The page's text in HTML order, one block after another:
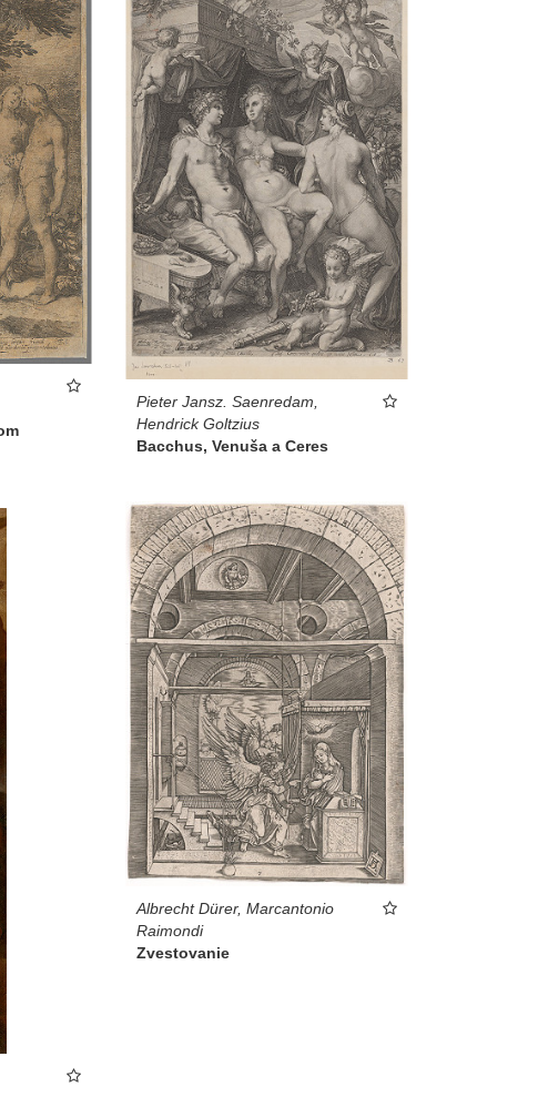
Pieter Jansz. Saenredam,
Hendrick Goltzius
Bacchus, Venuša a Ceres
Albrecht Dürer, Marcantonio
Raimondi
Zvestovanie